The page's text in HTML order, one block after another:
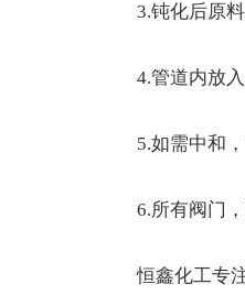
3.钝化后原
4.管道内放
5.如需中和
6.所有阀门
恒鑫化工专